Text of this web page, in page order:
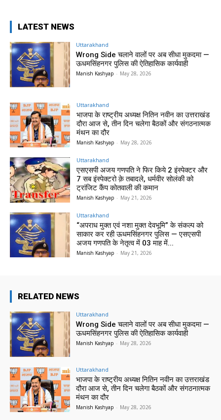
LATEST NEWS
Uttarakhand
Wrong Side चलाने वालों पर अब सीधा मुकदमा —
ऊधमसिंहनगर पुलिस की ऐतिहासिक कार्यवाही
Manish Kashyap - May 28, 2026
Uttarakhand
भाजपा के राष्ट्रीय अध्यक्ष नितिन नवीन का उत्तराखंड
दौरा आज से, तीन दिन चलेगा बैठकों और संगठनात्मक
मंथन का दौर
Manish Kashyap - May 28, 2026
Uttarakhand
एसएसपी अजय गणपति ने फिर किये 2 इंस्पेक्टर और
7 सब इंस्पेक्टरो क़े तबादले, धर्मवीर सोलंकी को
ट्रांजिट कैंप कोतवाली की कमान
Manish Kashyap - May 21, 2026
Uttarakhand
“अपराध मुक्त एवं नशा मुक्त देवभूमि” के संकल्प को
साकार कर रही ऊधमसिंहनगर पुलिस — एसएसपी
अजय गणपति के नेतृत्व में 03 माह में...
Manish Kashyap - May 21, 2026
RELATED NEWS
Uttarakhand
Wrong Side चलाने वालों पर अब सीधा मुकदमा —
ऊधमसिंहनगर पुलिस की ऐतिहासिक कार्यवाही
Manish Kashyap - May 28, 2026
Uttarakhand
भाजपा के राष्ट्रीय अध्यक्ष नितिन नवीन का उत्तराखंड
दौरा आज से, तीन दिन चलेगा बैठकों और संगठनात्मक
मंथन का दौर
Manish Kashyap - May 28, 2026